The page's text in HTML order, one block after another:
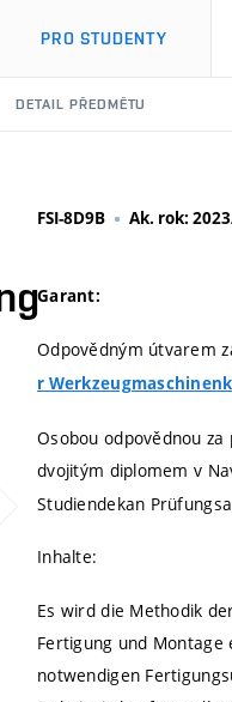
PRO STUDENTY
DETAIL PŘEDMĚTU
FSI-8D9B Ak. rok:
Garant:
Odpovědným útvarem
r
Osobou odpovědnou
dvojitým diplomem v
Studiendekan
Inhalte:
Es wird die Methodik
Fertigung und
notwendigen